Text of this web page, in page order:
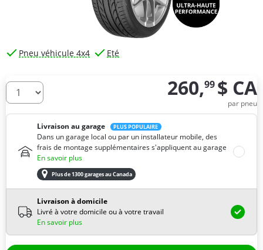
Pneu véhicule 4x4 Eté
De combien de pneus avez-vous besoin ? 260,99 $ CA
par pneu
Livraison au garage PLUS POPULAIRE
Dans un garage local ou par un installateur mobile, des
frais de montage supplémentaires s'appliquent au garage
En savoir plus
Plus de 1300 garages au Canada
Livraison à domicile
Livré à votre domicile ou à votre travail
En savoir plus